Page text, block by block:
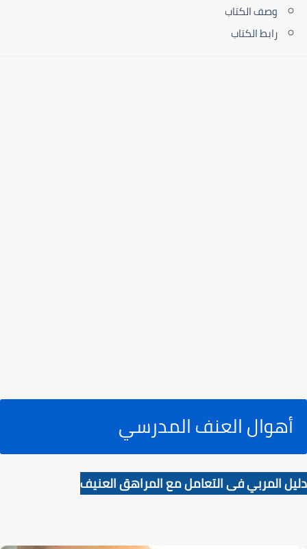
وصف الكتاب
رابط الكتاب
أهوال العنف المدرسي
دليل المربي فى التعامل مع المراهق العنيف